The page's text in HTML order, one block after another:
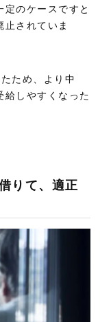
のケースですと
されていま
ため、より中
しやすくなった
りて、適正